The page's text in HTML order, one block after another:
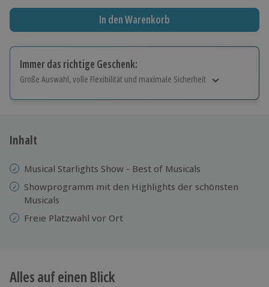
In den Warenkorb
Immer das richtige Geschenk:
Große Auswahl, volle Flexibilität und maximale Sicherheit
Jeder Gutschein für alle Erlebnisse einlösbar.
Inhalt
Musical Starlights Show - Best of Musicals
Showprogramm mit den Highlights der schönsten
Musicals
Freie Platzwahl vor Ort
Alles auf einen Blick